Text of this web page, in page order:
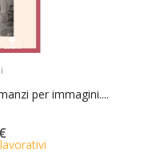
per immagini....